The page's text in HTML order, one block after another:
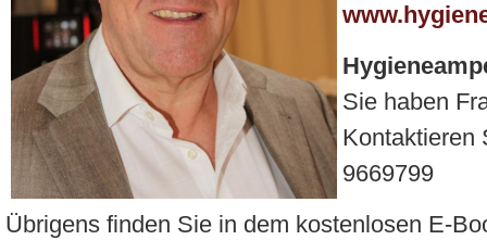
Sie haben
Kontaktieren
9669799
Übrigens finden Sie in dem kostenlosen E-